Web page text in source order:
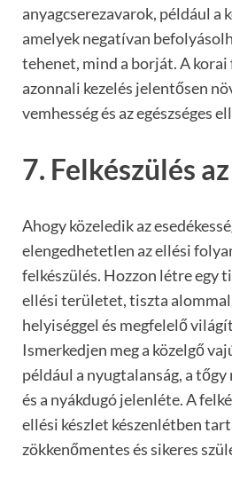
anyagcserezavarok, például a
amelyek negatívan
tehenet, mind a borját. A korai
azonnali kezelés jelentősen
vemhesség és az egészséges
7. Felkészülés
Ahogy közeledik az
elengedhetetlen az ellési
felkészülés. Hozzon létre egy
ellési területet, tiszta
helyiséggel és megfelelő
Ismerkedjen meg a közelgő
például a nyugtalanság, a
és a nyákdugó jelenléte. A
ellési készlet készenlétben
zökkenőmentes és sikeres